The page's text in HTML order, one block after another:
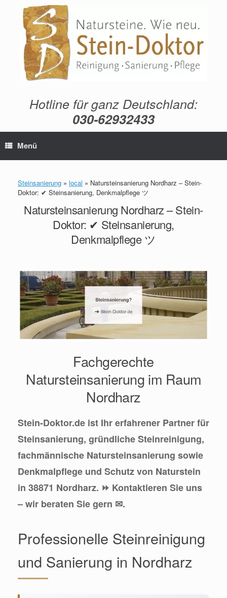
springen
Hotline für ganz Deutschland:
030-62932433
Menü
Steinsanierung » local » Natursteinsanierung Nordharz – Stein-
Doktor: ✔ Steinsanierung, Denkmalpflege ツ
Natursteinsanierung Nordharz – Stein-
Doktor: ✔ Steinsanierung,
Denkmalpflege ツ
Fachgerechte
Natursteinsanierung im Raum
Nordharz
Stein-Doktor.de ist Ihr erfahrener Partner für
Steinsanierung, gründliche Steinreinigung,
fachmännische Natursteinsanierung sowie
Denkmalpflege und Schutz von Naturstein
in 38871 Nordharz. ⏩ Kontaktieren Sie uns
– wir beraten Sie gern ✉.
Professionelle Steinreinigung
und Sanierung in Nordharz